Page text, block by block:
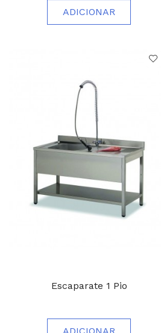
ADICIONAR
Escaparate 1 Pio
ADICIONAR